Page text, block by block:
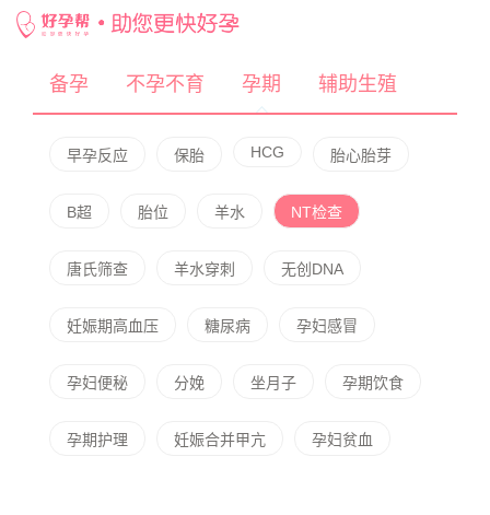
网站首页 / 好孕百科
备孕 不孕不育 孕期 辅助生殖
早孕反应 保胎 HCG 胎心胎芽
B超 胎位 羊水 NT检查
唐氏筛查 羊水穿刺 无创DNA
妊娠期高血压 糖尿病 孕妇感冒
孕妇便秘 分娩 坐月子 孕期饮食
孕期护理 妊娠合并甲亢 孕妇贫血